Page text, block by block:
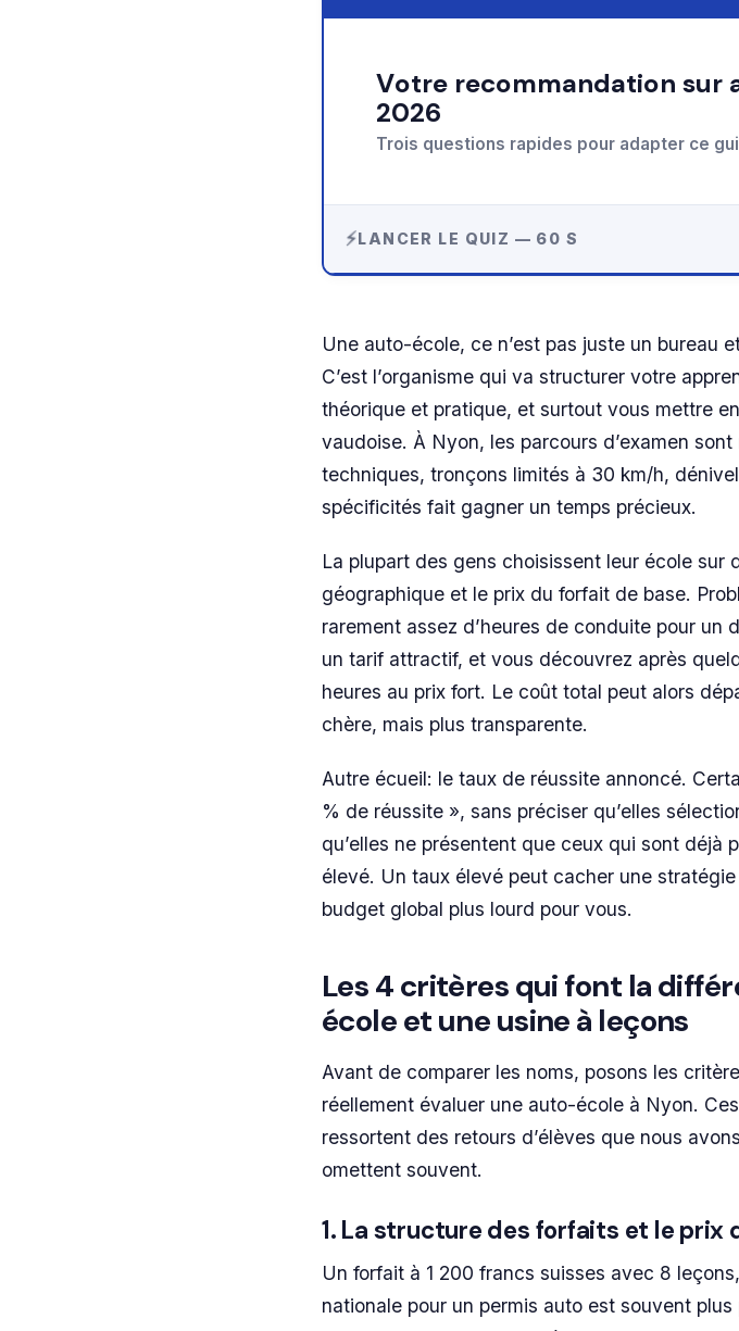
Votre recommandation sur auto-école à nyon en
2026
Trois questions rapides pour adapter ce
LANCER LE QUIZ — 60 S
Une auto-école, ce n’est pas juste un bureau
C’est l’organisme qui va structurer votre
théorique et pratique, et surtout vous mettre
vaudoise. À Nyon, les parcours d’examen
techniques, tronçons limités à 30 km/h,
spécificités fait gagner un temps précieux.
La plupart des gens choisissent leur école sur
géographique et le prix du forfait de base.
rarement assez d’heures de conduite pour un
un tarif attractif, et vous découvrez après
heures au prix fort. Le coût total peut alors
chère, mais plus transparente.
Autre écueil: le taux de réussite annoncé.
% de réussite », sans préciser qu’elles
qu’elles ne présentent que ceux qui sont déjà
élevé. Un taux élevé peut cacher une
budget global plus lourd pour vous.
Les 4 critères qui font la
école et une usine à leçons
Avant de comparer les noms, posons les
réellement évaluer une auto-école à Nyon.
ressortent des retours d’élèves que nous
omettent souvent.
1. La structure des forfaits et le prix
Un forfait à 1 200 francs suisses avec 8
nationale pour un permis auto est souvent